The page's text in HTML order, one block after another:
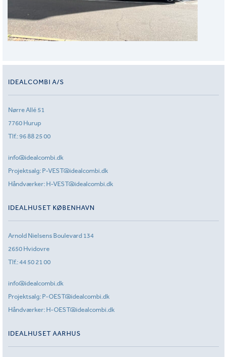
IDEALCOMBI A/S
Nørre Allé 51
7760 Hurup
Tlf.:96 88 25 00
info@idealcombi.dk
Projektsalg: P-VEST@idealcombi.dk
Håndværker: H-VEST@idealcombi.dk
IDEALHUSET KØBENHAVN
Arnold Nielsens Boulevard 134
2650 Hvidovre
Tlf.:44 50 21 00
info@idealcombi.dk
Projektsalg: P-OEST@idealcombi.dk
Håndværker: H-OEST@idealcombi.dk
IDEALHUSET AARHUS